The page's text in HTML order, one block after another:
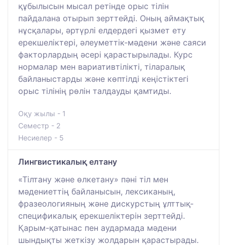
құбылысын мысал ретінде орыс тілін
пайдалана отырып зерттейді. Оның аймақтық
нұсқалары, әртүрлі елдердегі қызмет ету
ерекшеліктері, әлеуметтік-мәдени және саяси
факторлардың әсері қарастырылады. Курс
нормалар мен вариативтілікті, тіларалық
байланыстарды және көптілді кеңістіктегі
орыс тілінің рөлін талдауды қамтиды.
Оқу жылы - 1
Семестр - 2
Несиелер - 5
Лингвистикалық елтану
«Тілтану және өлкетану» пәні тіл мен
мәдениеттің байланысын, лексиканың,
фразеологияның және дискурстың ұлттық-
спецификалық ерекшеліктерін зерттейді.
Қарым-қатынас пен аудармада мәдени
шындықты жеткізу жолдарын қарастырады.